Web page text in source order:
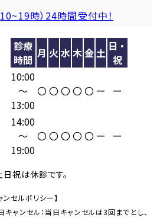
時） 24時間受付中！
診療
時間 月 火水木金土 日・
祝
10:00
〜
13:00
〇〇〇〇〇 ー ー
14:00
〜
19:00
〇〇〇〇〇 ー ー
祝は休診です。
ンセルポリシー】
キャンセル：当日キャンセルは3回までとし、